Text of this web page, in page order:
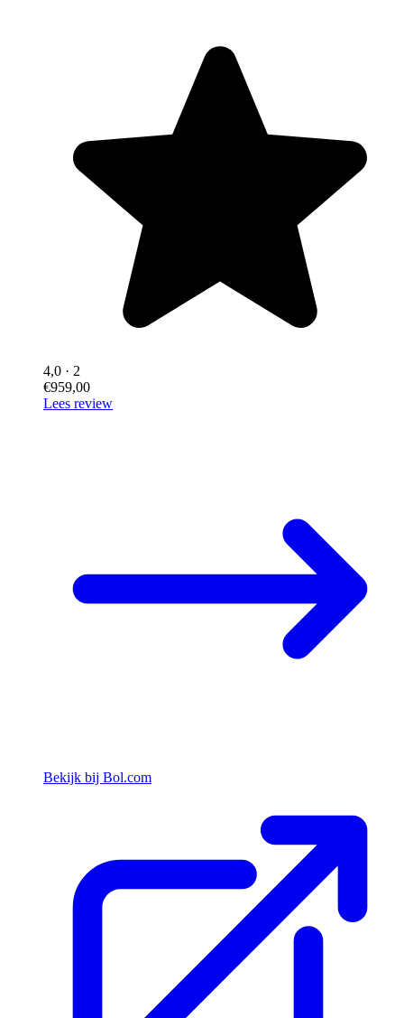
4,0 · 2
€959,00
Lees review
Bekijk bij Bol.com